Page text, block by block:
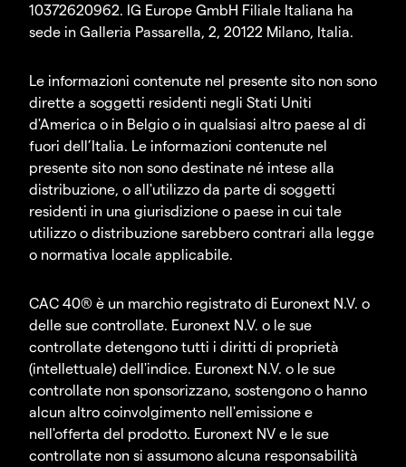
10372620962. IG Europe GmbH Filiale Italiana ha
sede in Galleria Passarella, 2, 20122 Milano, Italia.
Le informazioni contenute nel presente sito non sono
dirette a soggetti residenti negli Stati Uniti
d'America o in Belgio o in qualsiasi altro paese al di
fuori dell’Italia. Le informazioni contenute nel
presente sito non sono destinate né intese alla
distribuzione, o all'utilizzo da parte di soggetti
residenti in una giurisdizione o paese in cui tale
utilizzo o distribuzione sarebbero contrari alla legge
o normativa locale applicabile.
CAC 40® è un marchio registrato di Euronext N.V. o
delle sue controllate. Euronext N.V. o le sue
controllate detengono tutti i diritti di proprietà
(intellettuale) dell'indice. Euronext N.V. o le sue
controllate non sponsorizzano, sostengono o hanno
alcun altro coinvolgimento nell'emissione e
nell'offerta del prodotto. Euronext NV e le sue
controllate non si assumono alcuna responsabilità